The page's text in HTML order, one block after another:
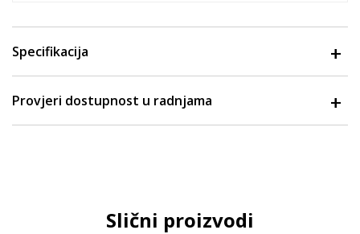
Specifikacija
Provjeri dostupnost u radnjama
Slični proizvodi